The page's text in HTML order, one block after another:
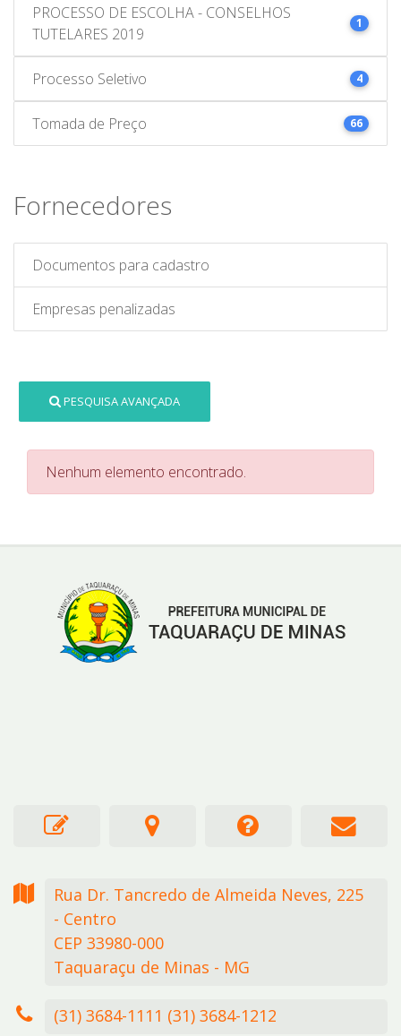
PROCESSO DE ESCOLHA - CONSELHOS
TUTELARES 2019
1
Processo Seletivo 4
Tomada de Preço 66
Fornecedores
Documentos para cadastro
Empresas penalizadas
PESQUISA AVANÇADA
Nenhum elemento encontrado.
Rua Dr. Tancredo de Almeida Neves, 225
- Centro
CEP 33980-000
Taquaraçu de Minas - MG
(31) 3684-1111 (31) 3684-1212